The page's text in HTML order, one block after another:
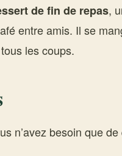
de fin de repas,
entre amis. Il se
les coups.
n’avez besoin que